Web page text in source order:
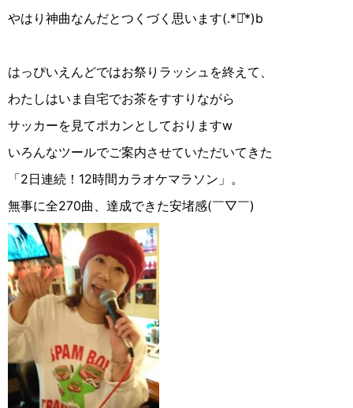
やはり神曲なんだとつくづく思います(.*◡͐︎*)b
はっぴいえんどではお祭りラッシュを終えて、
わたしはいま自宅でお茶をすすりながら
サッカーを見てポカンとしておりますw
いろんなツールでご案内させていただいてきた
「2日連続！12時間カラオケマラソン」。
無事に全270曲、達成できた安堵感(￣▽︎￣)